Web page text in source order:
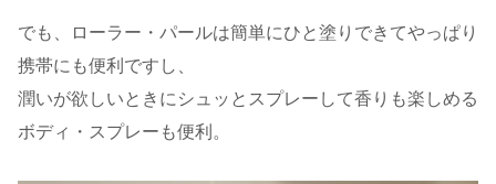
でも、ローラー・パールは簡単にひと塗りできてやっぱり
携帯にも便利ですし、
潤いが欲しいときにシュッとスプレーして香りも楽しめる
ボディ・スプレーも便利。